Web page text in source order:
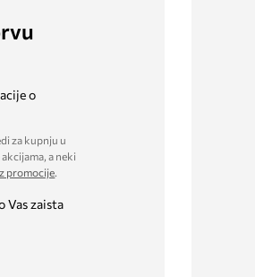
o
za kupnju u
a neki
promocije.
Vas zaista